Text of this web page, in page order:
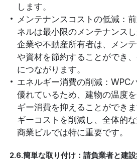
します。
メンテナンスコストの低減：
ネルは最小限のメンテナンス
企業や不動産所有者は、メン
や資材を節約することができ
につながります。
エネルギー消費の削減：WPC
優れているため、建物の温度
ギー消費を抑えることができ
ギーコストを削減し、全体的
商業ビルでは特に重要です。
2.6.簡単な取り付け：請負業者と建